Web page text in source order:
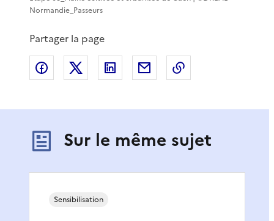
Normandie_Passeurs
Partager la page
Partager sur Facebook
Partager sur XPartager sur LinkedIn
Partager par email
Sur le même sujet
Sensibilisation